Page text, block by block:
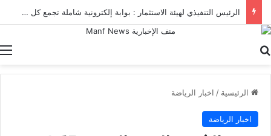
الرئيس التنفيذي لهيئة الاستثمار : بوابة إلكترونية شاملة تجمع كل خدمات الهيئة ومنصاتها الرقمية في مكان واحد
الرئيسية / اخبار الرياضة
اخبار الرياضة